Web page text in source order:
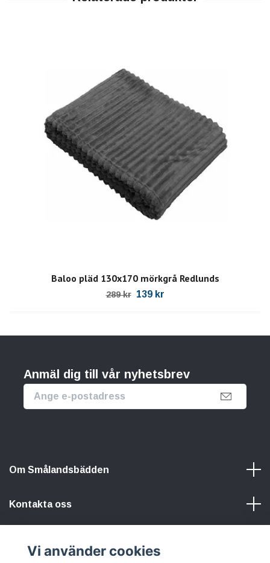
Baloo pläd 130x170 mörkgrå Redlunds
289 kr 139 kr
Anmäl dig till vår nyhetsbrev
Om Smålandsbädden
Kontakta oss
Vi använder cookies